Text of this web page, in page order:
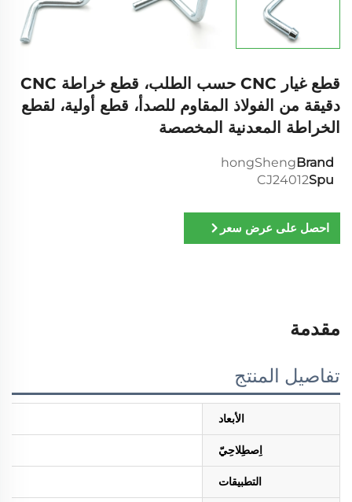
قطع غيار CNC حسب الطلب، قطع خراطة CNC
دقيقة من الفولاذ المقاوم للصدأ، قطع أولية، لقطع
الخراطة المعدنية المخصصة
Brand
hongSheng
Spu
CJ24012
احصل على عرض سعر
مقدمة
تفاصيل المنتج
الأبعاد
اِصطِلاحِيّ
التطبيقات